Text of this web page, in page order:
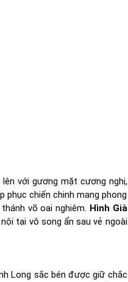
với gương mặt cương nghị,
phục chiến chinh mang phong
võ oai nghiêm. Hình Già
tại vô song ẩn sau vẻ ngoài
Long sắc bén được giữ chắc